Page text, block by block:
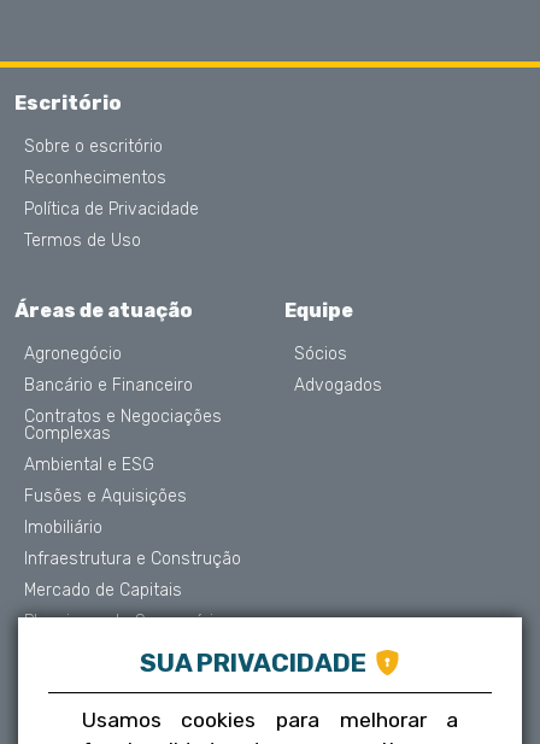
Escritório
Sobre o escritório
Reconhecimentos
Política de Privacidade
Termos de Uso
Áreas de atuação
Agronegócio
Bancário e Financeiro
Contratos e Negociações
Complexas
Ambiental e ESG
Fusões e Aquisições
Imobiliário
Infraestrutura e Construção
Mercado de Capitais
Planejamento Sucessório
Contencioso e Arbitragem
Societário
Equipe
Sócios
Advogados
SUA PRIVACIDADE
Usamos cookies para melhorar a